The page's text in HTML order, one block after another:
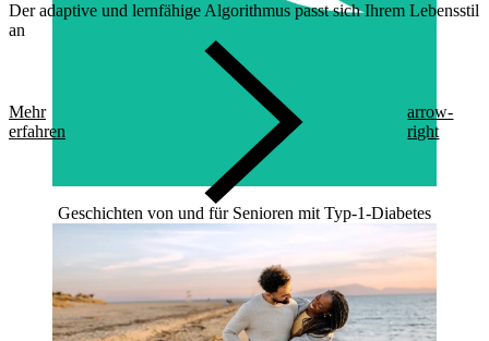
Der adaptive und lernfähige Algorithmus passt sich Ihrem Lebensstil
an
Mehr
erfahren
arrow-
right
Geschichten von und für Senioren mit Typ-1-Diabetes